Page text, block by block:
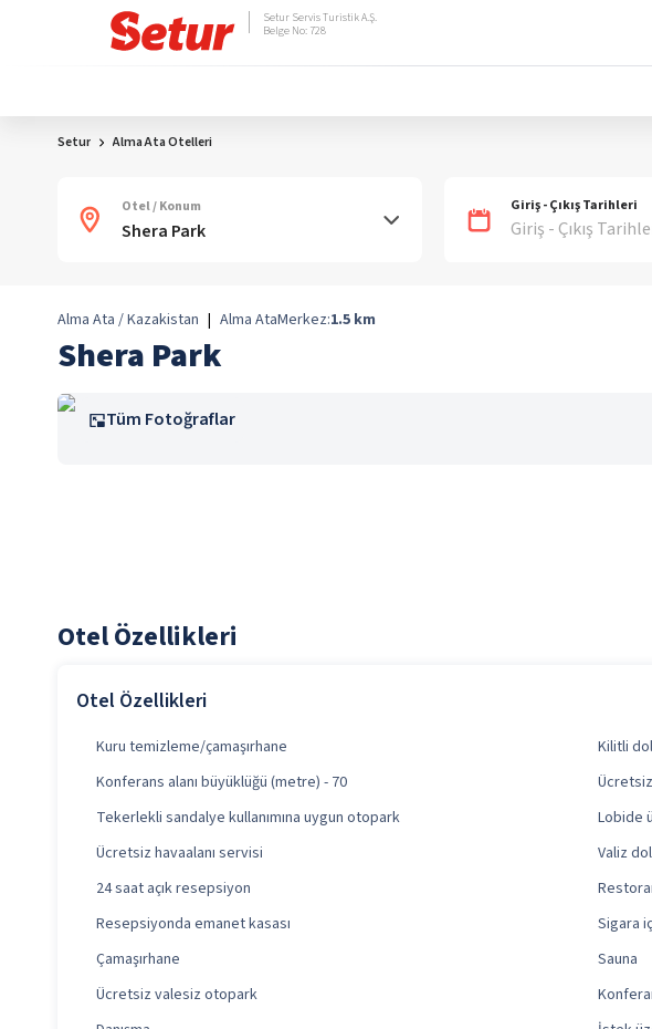
Setur Servis Turistik A.Ş.
Belge No: 728
Setur Alma Ata Otelleri
Otel / Konum Giriş - Çıkış Tarihleri
Giriş - Çıkış
Alma Ata / Kazakistan | Alma AtaMerkez:1.5 km
Shera Park
Tüm Fotoğraflar
Otel Özellikleri
Otel Özellikleri
Kuru temizleme/çamaşırhane Kilitli
Konferans alanı büyüklüğü (metre) - 70
Tekerlekli sandalye kullanımına uygun otopark
Lobide
Ücretsiz havaalanı servisi
Valiz
24 saat açık resepsiyon
Resepsiyonda emanet kasası
Sigara
Çamaşırhane
Sauna
Ücretsiz valesiz otopark